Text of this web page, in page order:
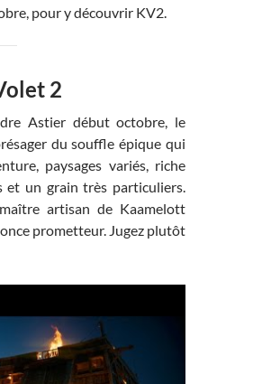
pour y découvrir KV2.
2
Astier début octobre, le
du souffle épique qui
paysages variés, riche
et un grain très particuliers.
artisan de Kaamelott
prometteur. Jugez plutôt